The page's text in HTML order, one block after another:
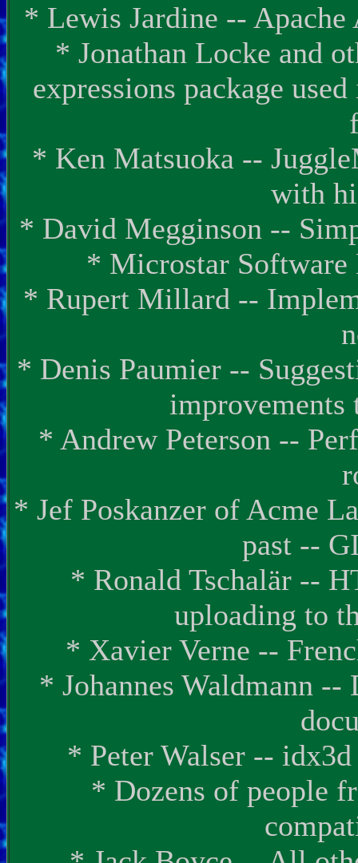
* Lewis Jardine --
* Jonathan Locke and
expressions package
* Ken Matsuoka --
with
* David Megginson --
* Microstar
* Rupert Millard --
* Denis Paumier --
improvements
* Andrew Peterson --
* Jef Poskanzer of Acme
past --
* Ronald Tschalär --
uploading to
* Xavier Verne --
* Johannes Waldmann --
* Peter Walser --
* Dozens of people